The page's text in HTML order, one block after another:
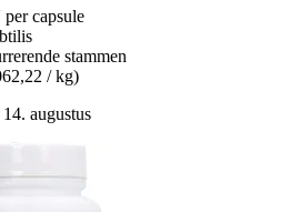
capsule
stammen
/ kg)
augustus